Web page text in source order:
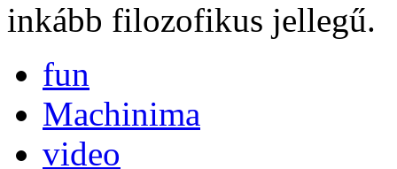
inkább filozofikus jellegű.
fun
Machinima
video